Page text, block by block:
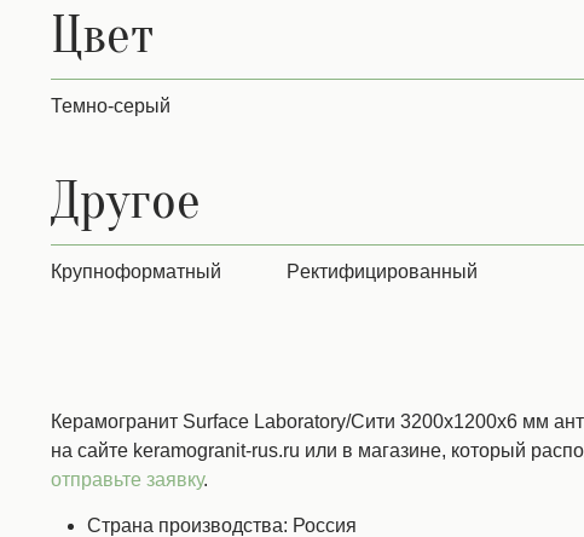
Цвет
Темно-серый
Другое
Крупноформатный Ректифицированный
Керамогранит Surface Laboratory/Сити 3200х1200х6 мм
на сайте keramogranit-rus.ru или в магазине, который
отправьте заявку.
Страна производства: Россия